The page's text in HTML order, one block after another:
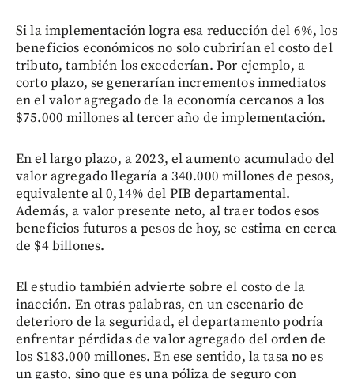
Si la implementación logra esa reducción del 6%, los
beneficios económicos no solo cubrirían el costo del
tributo, también los excederían. Por ejemplo, a
corto plazo, se generarían incrementos inmediatos
en el valor agregado de la economía cercanos a los
$75.000 millones al tercer año de implementación.
En el largo plazo, a 2023, el aumento acumulado del
valor agregado llegaría a 340.000 millones de pesos,
equivalente al 0,14% del PIB departamental.
Además, a valor presente neto, al traer todos esos
beneficios futuros a pesos de hoy, se estima en cerca
de $4 billones.
El estudio también advierte sobre el costo de la
inacción. En otras palabras, en un escenario de
deterioro de la seguridad, el departamento podría
enfrentar pérdidas de valor agregado del orden de
los $183.000 millones. En ese sentido, la tasa no es
un gasto, sino que es una póliza de seguro con